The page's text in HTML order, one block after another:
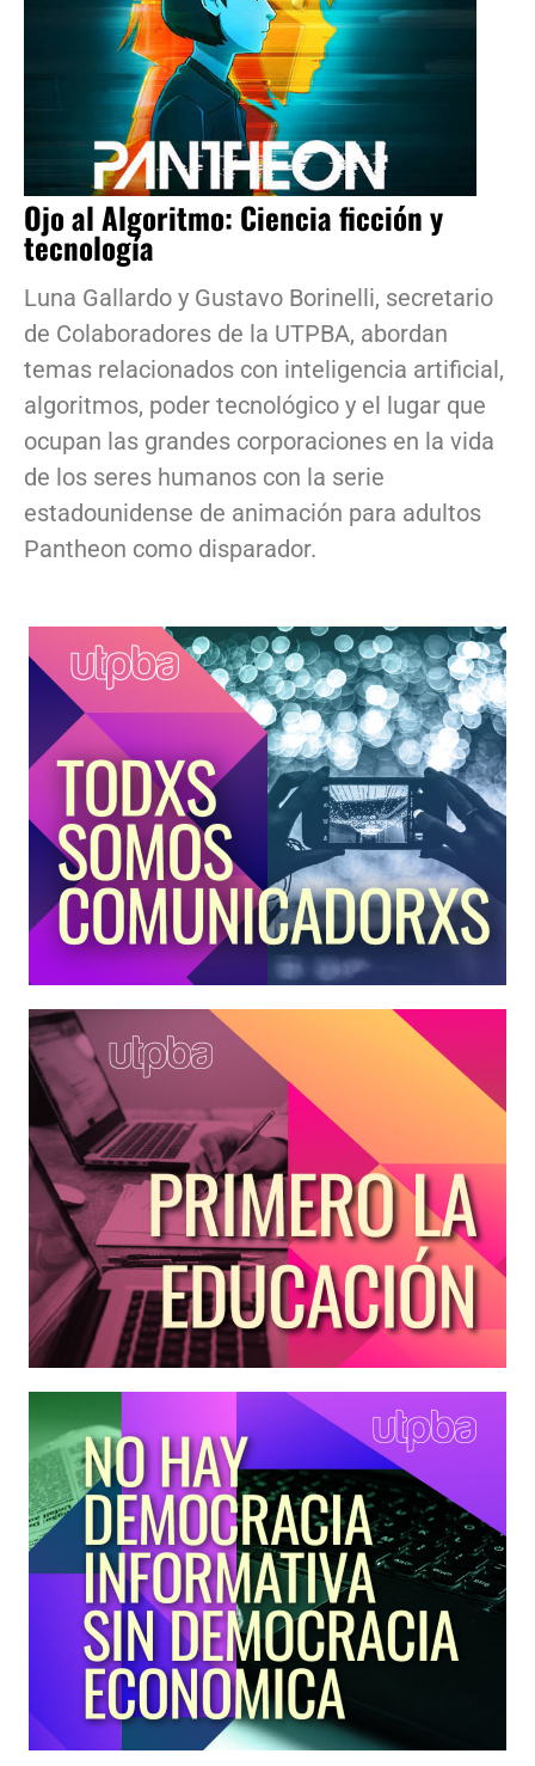
Ojo al Algoritmo: Ciencia ficción y
tecnología
Luna Gallardo y Gustavo Borinelli, secretario
de Colaboradores de la UTPBA, abordan
temas relacionados con inteligencia artificial,
algoritmos, poder tecnológico y el lugar que
ocupan las grandes corporaciones en la vida
de los seres humanos con la serie
estadounidense de animación para adultos
Pantheon como disparador.